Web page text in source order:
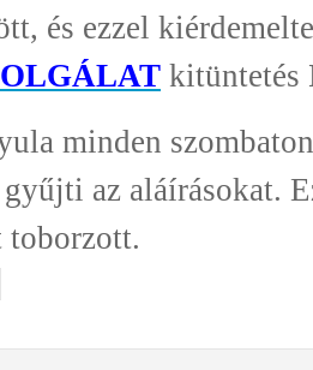
és ezzel
kitüntetés
minden
az aláírásokat.
toborzott.